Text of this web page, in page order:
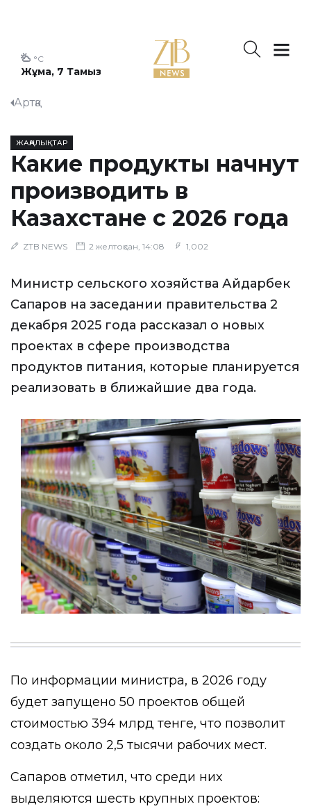
Жұма, 7 Тамыз
°C
Артқа
ЖАҢАЛЫҚТАР
Какие продукты начнут
производить в
Казахстане с 2026 года
ZTB NEWS 2 желтоқсан, 14:08 1,002
Министр сельского хозяйства Айдарбек
Сапаров на заседании правительства 2
декабря 2025 года рассказал о новых
проектах в сфере производства
продуктов питания, которые планируется
реализовать в ближайшие два года.
По информации министра, в 2026 году
будет запущено 50 проектов общей
стоимостью 394 млрд тенге, что позволит
создать около 2,5 тысячи рабочих мест.
Сапаров отметил, что среди них
выделяются шесть крупных проектов: